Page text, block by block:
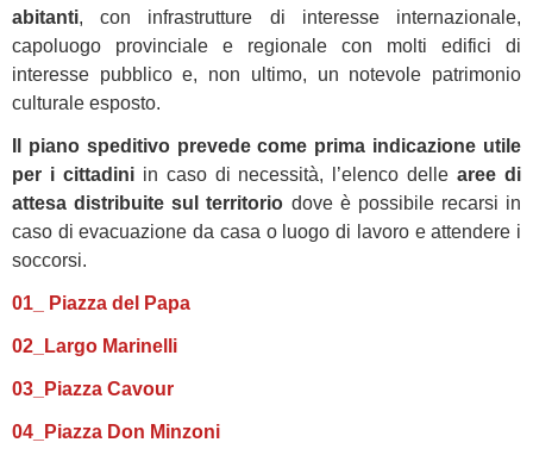
abitanti, con infrastrutture di interesse internazionale,
capoluogo provinciale e regionale con molti edifici di
interesse pubblico e, non ultimo, un notevole patrimonio
culturale esposto.
Il piano speditivo prevede come prima indicazione utile
per i cittadini in caso di necessità, l’elenco dellearee di
attesa distribuite sul territorio dove è possibile recarsi in
caso di evacuazione da casa o luogo di lavoro e attendere i
soccorsi.
01_ Piazza del Papa
02_Largo Marinelli
03_Piazza Cavour
04_Piazza Don Minzoni